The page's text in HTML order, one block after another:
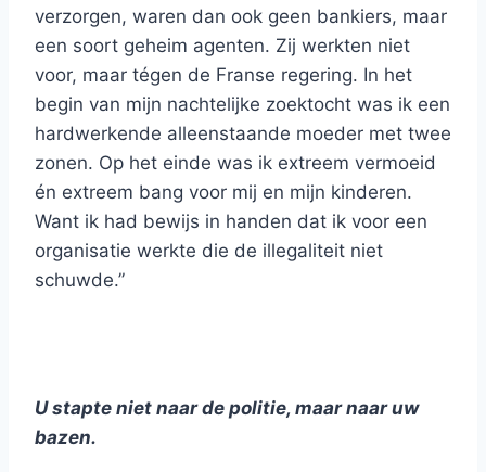
verzorgen, waren dan ook geen bankiers, maar
een soort geheim agenten. Zij werkten niet
voor, maar tégen de Franse regering. In het
begin van mijn nachtelijke zoektocht was ik een
hardwerkende alleenstaande moeder met twee
zonen. Op het einde was ik extreem vermoeid
én extreem bang voor mij en mijn kinderen.
Want ik had bewijs in handen dat ik voor een
organisatie werkte die de illegaliteit niet
schuwde.”
U stapte niet naar de politie, maar naar uw
bazen.